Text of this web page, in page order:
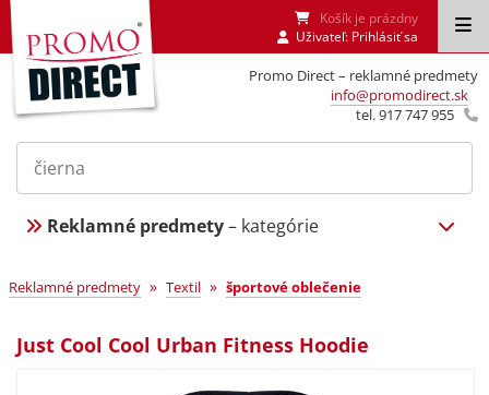
Promo Direct – reklamné predmety
info@promodirect.sk
tel. 917 747 955
Košík je prázdny
Uživateľ: Prihlásiť sa
Reklamné predmety– kategórie
Reklamné predmety » Textil » športové oblečenie
Just Cool Cool Urban Fitness Hoodie